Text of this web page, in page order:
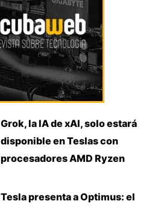
Grok, la IA de xAI, solo estará
disponible en Teslas con
procesadores AMD Ryzen
Tesla presenta a Optimus: el